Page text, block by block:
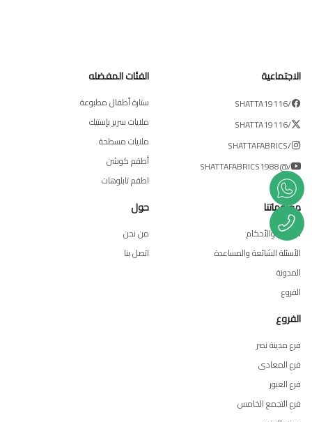
الاجتماعية
/SHATTA19116
/SHATTA19116
/SHATTAFABRICS
/@SHATTAFABRICS1988
الفئات المفضله
ستارة أطفال مطبوعة
ملايات سرير بإستيك
ملايات مسطحة
أطقم كوشن
اطقم تابلوهات
معلوماتنا
الشروط والأحكام
الأسئلة الشائعة والمساعدة
المدونة
الفروع
حول
من نحن
اتصل بنا
الفروع
فرع مدينة نصر
فرع المعادى
فرع العبور
فرع التجمع الخامس